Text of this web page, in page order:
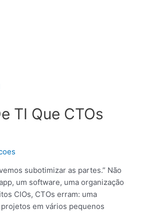
TI Que CTOs
subotimizar as partes.” Não
um software, uma organização
CIOs, CTOs erram: uma
em vários pequenos